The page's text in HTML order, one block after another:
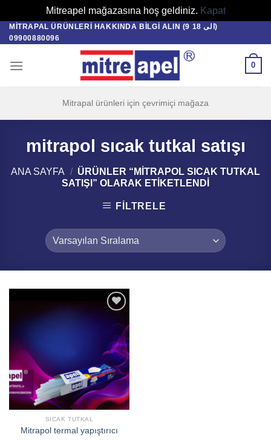
Mitreapel mağazasına hoş geldiniz. Kapat
Skip
to
MITRAPAL ÜRÜNLERI HAKKINDA BILGI ALIN (9 الی 18)
09900880096
0
Mitrapal ürünleri için çevrimiçi mağaza
mitrapol sıcak tutkal satışı
ANA SAYFA / ÜRÜNLER “MITRAPOL SICAK TUTKAL
SATIŞI” OLARAK ETIKETLENDI
FILTRELE
علاقه
مندی
ها
SICAK TUTKAL
Mitrapol termal yapıştırıcı